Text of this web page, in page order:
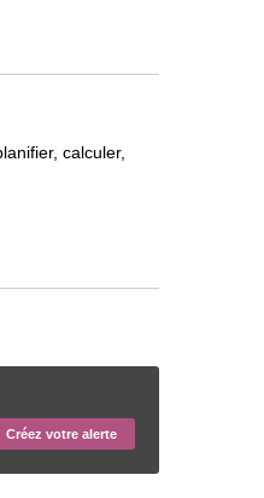
calculer,
Créez votre alerte